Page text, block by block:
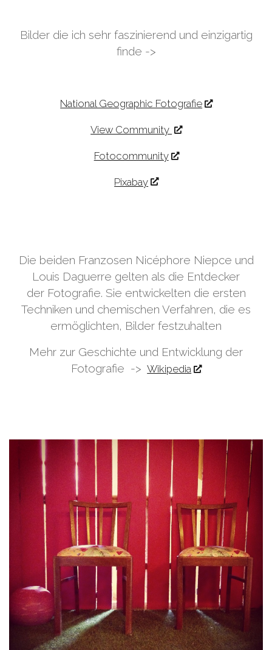
Bilder die ich sehr faszinierend und einzigartig
finde ->
National Geographic Fotografie
View Community
Fotocommunity
Pixabay
Die beiden Franzosen Nicéphore Niepce und
Louis Daguerre gelten als die Entdecker
der Fotografie. Sie entwickelten die ersten
Techniken und chemischen Verfahren, die es
ermöglichten, Bilder festzuhalten
Mehr zur Geschichte und Entwicklung der
Fotografie -> Wikipedia